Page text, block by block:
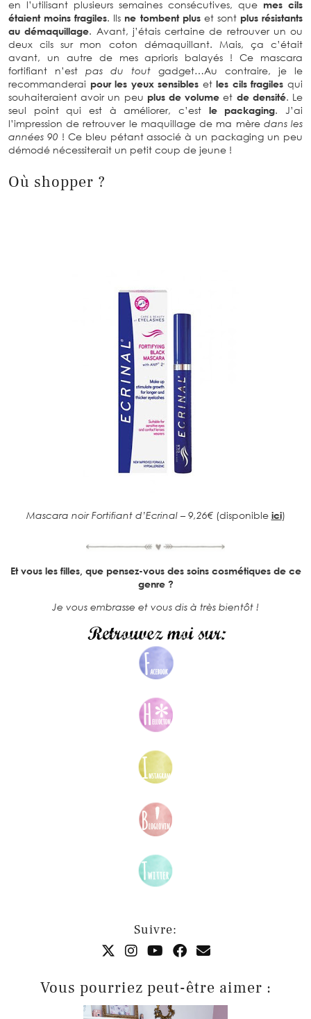
en l’utilisant plusieurs semaines consécutives, que mes cils
étaient moins fragiles. Ils ne tombent pluset sont plus résistants
au démaquillage. Avant, j’étais certaine de retrouver un ou
deux cils sur mon coton démaquillant. Mais, ça c’était
avant, un autre de mes aprioris balayés !
Ce mascara
fortifiant n’est pas du tout gadget…Au contraire, je le
recommanderai pour les yeux sensibles etles cils fragiles qui
souhaiteraient avoir un peu plus de volume et de densité. Le
seul point qui est à améliorer, c’est le packaging. J’ai
l’impression de retrouver le maquillage de ma mère dans les
années 90 ! Ce bleu pétant associé à un packaging un peu
démodé nécessiterait un petit coup de jeune !
Où shopper ?
Mascara noir Fortifiant d’Ecrinal – 9,26€(disponible ici)
Et vous les filles, que pensez-vous des soins cosmétiques de ce
genre ?
Je vous embrasse et vous dis à très bientôt !
Suivre:
Vous pourriez peut-être aimer :